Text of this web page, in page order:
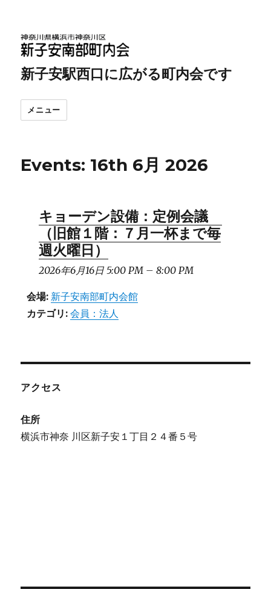
新子安駅西口に広がる町内会です
メニュー
Events: 16th 6月 2026
キョーデン設備：定例会議
（旧館１階：７月一杯まで毎
週火曜日）
2026年6月16日 5:00 PM– 8:00 PM
会場: 新子安南部町内会館
カテゴリ: 会員：法人
アクセス
住所
横浜市神奈 川区新子安１丁目２４番５号